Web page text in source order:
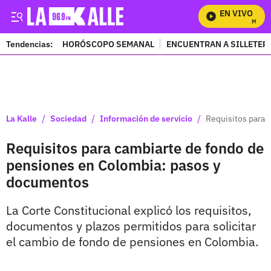
EN VIVO
Mira
Tendencias: HORÓSCOPO SEMANAL ENCUENTRAN A
La Kalle / Sociedad / Información de servicio / Requisitos para
Requisitos para cambiarte de fondo de
pensiones en Colombia: pasos y
documentos
La Corte Constitucional explicó los requisitos,
documentos y plazos permitidos para solicitar
el cambio de fondo de pensiones en Colombia.